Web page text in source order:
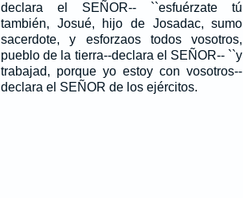
declara el SEÑOR-- ``esfuérzate tú
también, Josué, hijo de Josadac, sumo
sacerdote, y esforzaos todos vosotros,
pueblo de la tierra--declara el SEÑOR-- ``y
trabajad, porque yo estoy con vosotros--
declara el SEÑOR de los ejércitos.